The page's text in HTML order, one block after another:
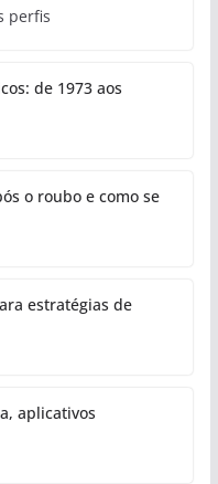
perfis
de 1973 aos
o roubo e como se
estratégias de
aplicativos